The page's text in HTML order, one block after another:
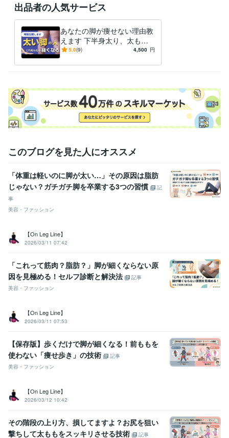
出品者の人気サービス
あなたの脚が痩せない理由教
えます 下半身太り、太もも
やせたい人、お尻が大きい人
5.0(9) 4,500 円
このブログを見た人にオススメ
「体重は軽いのに脚が太い…」その原因は脂肪
じゃない？ガチガチ脚を卒業する3つの習慣
記
事
美容・ファッション
【On Leg Line】
2026/03/11 07:42
「これって筋肉？脂肪？」脚が細くならない原
因を見極める！セルフ診断と解決法
記事
美容・ファッション
【On Leg Line】
2026/03/11 07:53
【保存版】歩くだけで脚が細くなる！前ももを
使わない「痩せ歩き」の技術
記事
美容・ファッション
【On Leg Line】
2026/03/12 10:42
その階段の上り方、損してますよ？お尻を狙い
撃ちして太ももをスッキリさせる技術
記事